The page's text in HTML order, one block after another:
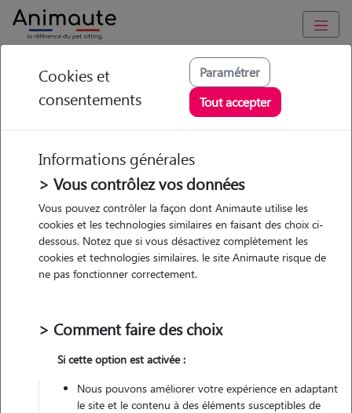
Animaute Normandie Alençon
Timothé - Petsitter à
ALENCON
• 28 ans
Garde
chez le Pet Sitter
Véhiculé
Cookies et
consentements
Paramétrer
Tout accepter
Informations générales
> Vous contrôlez vos données
Vous pouvez contrôler la façon dont Animaute utilise les
cookies et les technologies similaires en faisant des choix ci-
dessous. Notez que si vous désactivez complètement les
cookies et technologies similaires, le site Animaute risque de
ne pas fonctionner correctement.
> Comment faire des choix
Si cette option est activée :
Nous pouvons améliorer votre expérience en adaptant
le site et le contenu à des éléments susceptibles de